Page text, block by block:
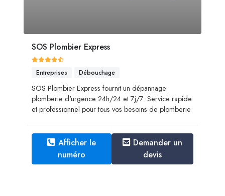
SOS Plombier Express
Entreprises Débouchage
SOS Plombier Express fournit un dépannage
plomberie d'urgence 24h/24 et 7j/7. Service rapide
et professionnel pour tous vos besoins de plomberie
Afficher le
numéro
Demander un
devis